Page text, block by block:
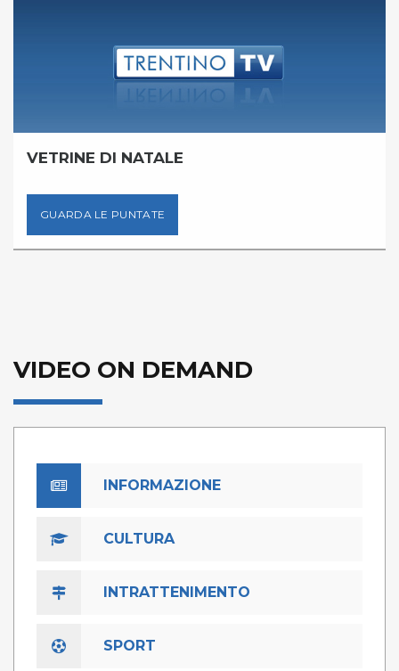
VETRINE DI NATALE
GUARDA LE PUNTATE
VIDEO ON DEMAND
INFORMAZIONE
CULTURA
INTRATTENIMENTO
SPORT